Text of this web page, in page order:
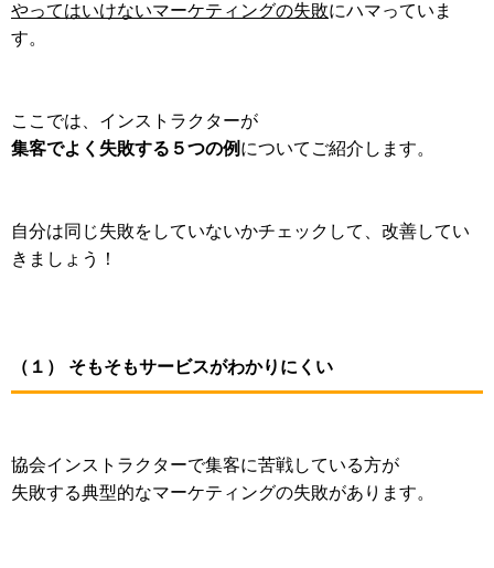
やってはいけないマーケティングの失敗にハマっていま
す。
ここでは、インストラクターが
集客でよく失敗する５つの例 についてご紹介します。
自分は同じ失敗をしていないかチェックして、改善してい
きましょう！
（１） そもそもサービスがわかりにくい
協会インストラクターで集客に苦戦している方が
失敗する典型的なマーケティングの失敗があります。